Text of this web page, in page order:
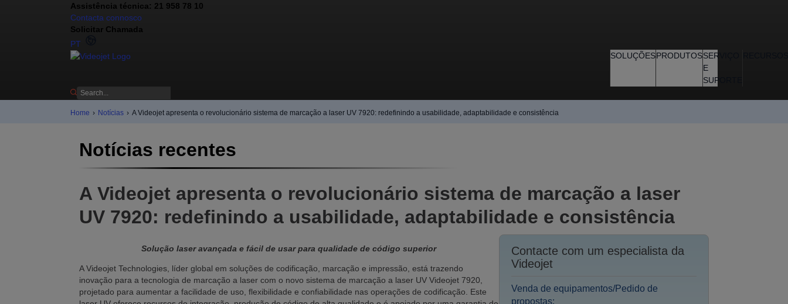
Assistência técnica: 21 958 78 10
Contacta connosco
Solicitar Chamada
PT
SOLUÇÕESPRODUTOSSERVIÇO
E
SUPORTE
Home › Notícias › A Videojet apresenta o revolucionário sistema de marcação a laser UV 7920: redefinindo a usabilidade, adaptabilidade e consistência
Notícias recentes
A Videojet apresenta o revolucionário sistema de marcação a laser
UV 7920: redefinindo a usabilidade, adaptabilidade e consistência
Solução laser avançada e fácil de usar para qualidade de código superior
A Videojet Technologies, líder global em soluções de codificação, marcação e impressão, está trazendo
inovação para a tecnologia de marcação a laser com o novo sistema de marcação a laser UV Videojet 7920,
projetado para aumentar a facilidade de uso, flexibilidade e confiabilidade nas operações de codificação. Este
Contacte com um especialista da
Videojet
Venda de equipamentos/Pedido de
propostas: